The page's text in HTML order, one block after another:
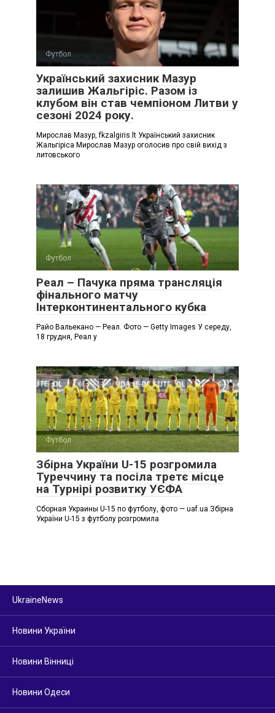
Футбол
Український захисник Мазур
залишив Жальгіріс. Разом із
клубом він став чемпіоном Литви у
сезоні 2024 року.
Мирослав Мазур, fkzalgiris.lt Український захисник
Жальгіріса Мирослав Мазур оголосив про свій вихід з
литовського
Футбол
Реал – Пачука пряма трансляція
фінального матчу
Інтерконтинентального кубка
Райо Вальекано — Реал. Фото — Getty Images У середу,
18 грудня, Реал у
Футбол
Збірна України U-15 розгромила
Туреччину та посіла третє місце
на Турнірі розвитку УЄФА
Сборная Украины U-15 по футболу, фото — uaf.ua Збірна
України U-15 з футболу розгромила
UkraineNews
Новини України
Новини Вінниці
Новини Одеси